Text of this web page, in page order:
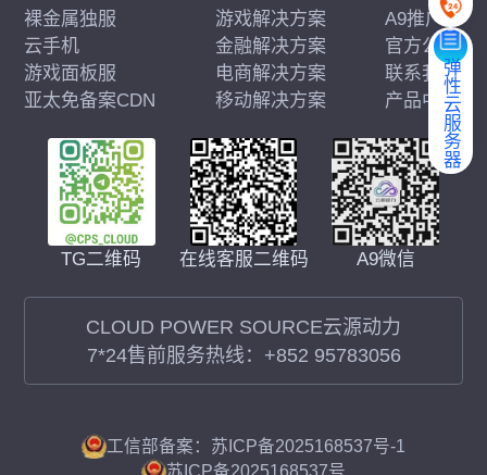
弹性云服务器
TG二维码 在线客服二维码 A9微信
CLOUD POWER SOURCE云源动力
7*24售前服务热线： +852 95783056
裸金属独服
云手机
游戏面板服
亚太免备案CDN
游戏解决方案
金融解决方案
电商解决方案
移动解决方案
A9推广
官方公告
联系我们
产品中心
工信部备案：苏ICP备2025168537号-1
苏ICP备2025168537号